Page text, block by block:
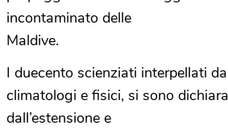
incontaminato delle
Maldive.
I duecento scienziati interpellati
climatologi e fisici, si sono
dall’estensione e